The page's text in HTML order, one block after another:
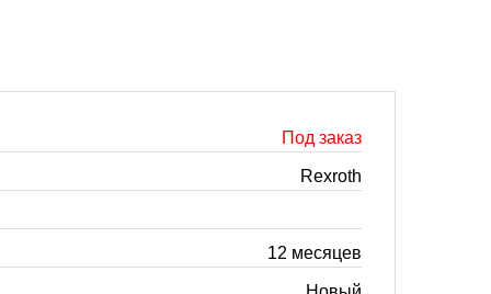
Под заказ
Rexroth
12 месяцев